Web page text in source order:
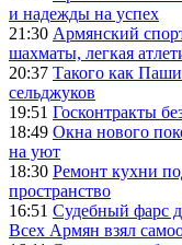
и надежды на успех
21:30 Армянский
шахматы, легкая
20:37 Такого как
сельджуков
19:51 Госконтракты
18:49 Окна нового
на уют
18:30 Ремонт кухни
пространство
16:51 Судебный фарс
Всех Армян взял